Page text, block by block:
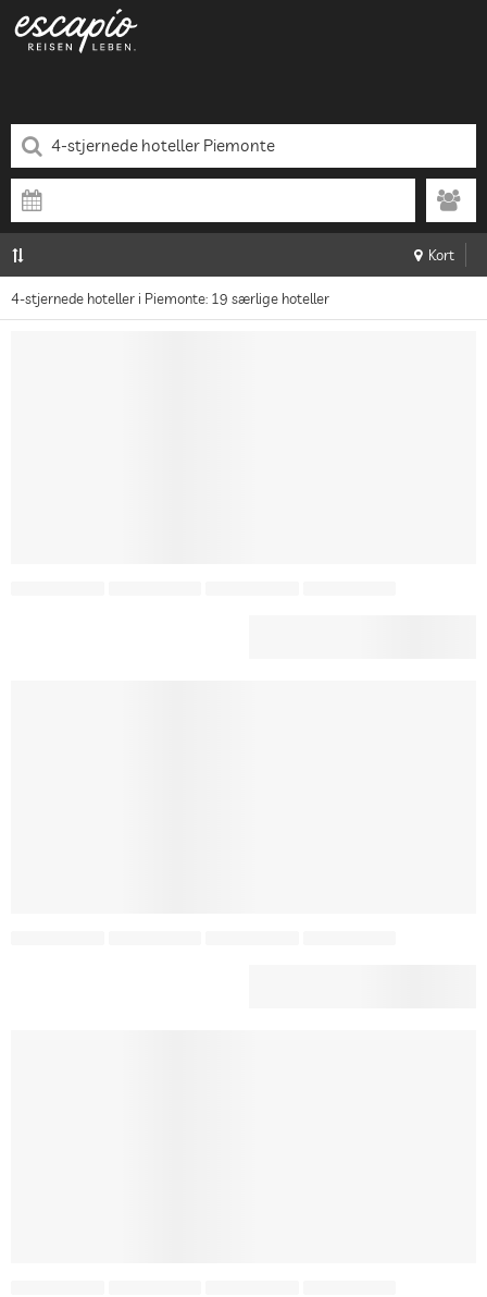
Kort
4-stjernede hoteller i Piemonte: 19 særlige hoteller